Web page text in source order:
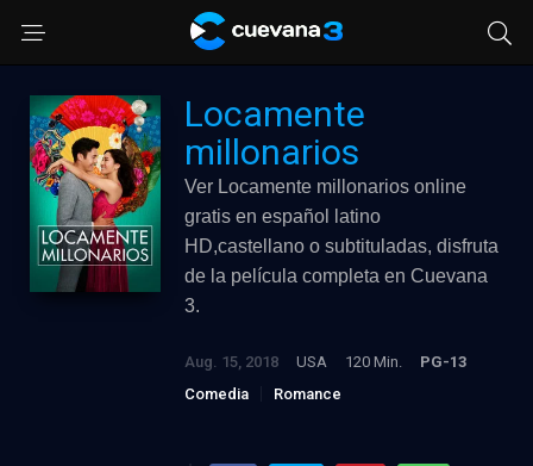
Locamente
millonarios
Ver Locamente millonarios online
gratis en español latino
HD,castellano o subtituladas, disfruta
de la película completa en Cuevana
3.
Aug. 15, 2018 USA 120 Min.
PG-13
Comedia
Romance